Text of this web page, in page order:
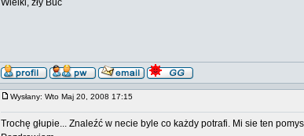
Wielki, zły Buc
Wysłany: Wto Maj 20, 2008 17:15
Trochę głupie... Znaleźć w necie byle co każdy potrafi. Mi sie ten